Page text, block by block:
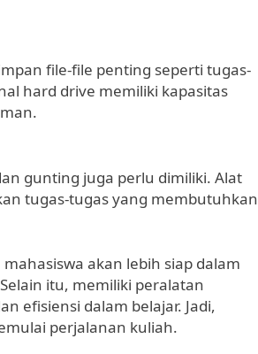
file-file penting seperti tugas-
hard drive memiliki kapasitas
gunting juga perlu dimiliki. Alat
tugas-tugas yang membutuhkan
akan lebih siap dalam
itu, memiliki peralatan
efisiensi dalam belajar. Jadi,
perjalanan kuliah.